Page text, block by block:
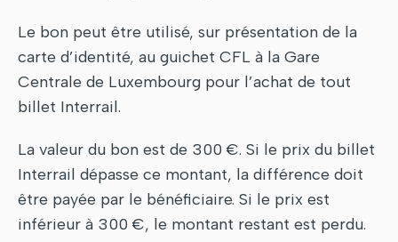
Le bon peut être utilisé, sur présentation de la
carte d’identité, au guichet CFL à la Gare
Centrale de Luxembourg pour l’achat de tout
billet Interrail.
La valeur du bon est de 300 €. Si le prix du billet
Interrail dépasse ce montant, la différence doit
être payée par le bénéficiaire. Si le prix est
inférieur à 300 €, le montant restant est perdu.